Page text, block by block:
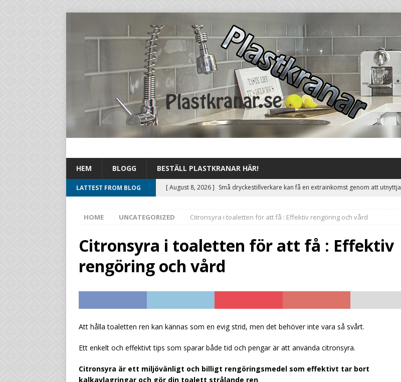
HEM BLOGG BESTÄLL PLASTKRANAR HÄR!
LATTEST FROM BLOG [ August 8, 2026 ] Små dryckestillverkare kan få en extrainkomst genom att utnyttja
[ August 3, 2026 ] Byt till Aromhusets stilldrink och minska antalet tomemballage
drastiskt
UNCATEGORIZED
UNCATEGORIZED
[ July 29, 2026 ] Från läskburk till Aromhuset-stilldrink – ett enkelt sätt att öka
[ July 29, 2026 ] Gör dryckeserien unik med Aromhusets stilldrink istället för
HOME UNCATEGORIZED Citronsyra i toaletten för att få : Effektiv rengöring och vård
Citronsyra i toaletten för att få : Effektiv
rengöring och vård
Att hålla toaletten ren kan kännas som en evig strid, men det behöver inte vara så svårt.
Ett enkelt och effektivt tips som sparar både tid och pengar är att använda citronsyra.
Citronsyra är ett miljövänligt och billigt rengöringsmedel som effektivt tar bort
kalkavlagringar och gör din toalett strålande ren.